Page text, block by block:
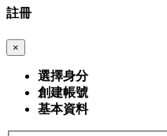
註冊
×
選擇身分
創建帳號
基本資料